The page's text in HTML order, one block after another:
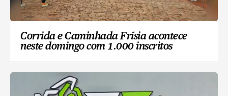
Corrida e Caminhada Frísia acontece
neste domingo com 1.000 inscritos